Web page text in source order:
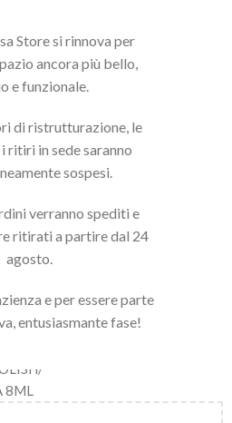
Store si rinnova per
ancora più bello,
e funzionale.
di ristrutturazione, le
ritiri in sede saranno
sospesi.
verranno spediti e
ritirati a partire dal 24
agosto.
e per essere parte
entusiasmante fase!
/
8ML